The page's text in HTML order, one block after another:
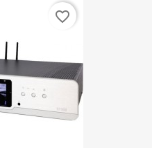
favorite_border